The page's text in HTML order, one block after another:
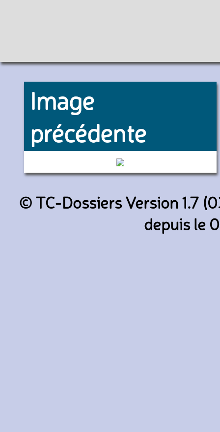
Image
précédente
351 (Keolis Arras)
© TC-Dossiers Version 1.7
depuis le